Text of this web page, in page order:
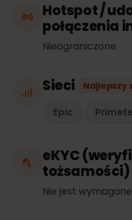
Hotspot /
połączenia
Nieograniczone
Sieci Najlepszy
Epic
eKYC
tożsamości)
Nie jest wymagane